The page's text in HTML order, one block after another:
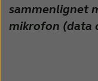
sammenlignet
mikrofon (data